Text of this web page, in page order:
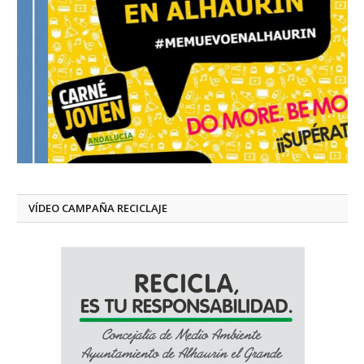
VÍDEO CAMPAÑA RECICLAJE